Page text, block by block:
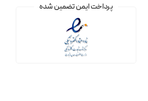
پرداخت ایمن تضمین شده